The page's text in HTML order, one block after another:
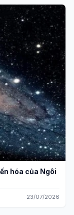
hóa của Ngôi
23/07/2026